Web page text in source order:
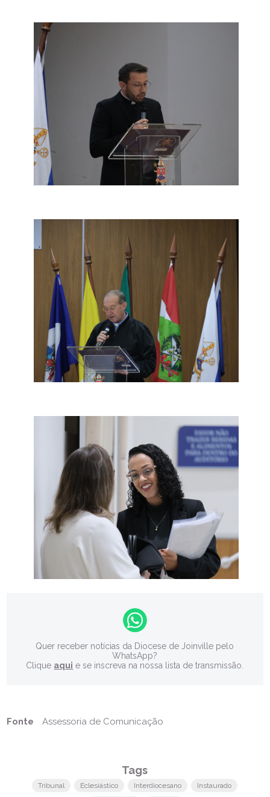
Quer receber notícias da Diocese de Joinville pelo
WhatsApp?
Clique aqui e se inscreva na nossa lista de transmissão.
Fonte Assessoria de Comunicação
Tags
Tribunal Eclesiástico Interdiocesano Instaurado